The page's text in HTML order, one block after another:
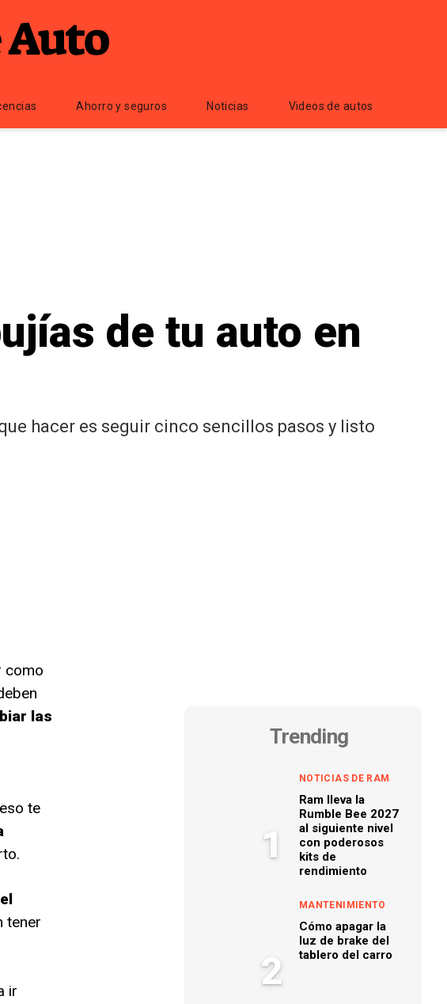
Ahorro y seguros Noticias Videos de autos
de tu auto en
hacer es seguir cinco sencillos pasos y listo
como
las
te
tener
ir
Trending
1
NOTICIAS DE RAM
Ram lleva la
Rumble Bee 2027
al siguiente nivel
con poderosos
kits de
rendimiento
2
MANTENIMIENTO
Cómo apagar la
luz de brake del
tablero del carro